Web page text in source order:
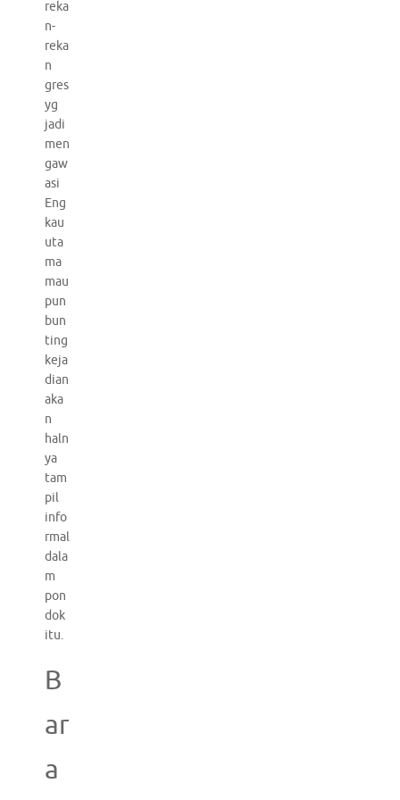
reka
n-
reka
n
gres
yg
jadi
men
gaw
asi
Eng
kau
uta
ma
mau
pun
bun
ting
keja
dian
aka
n
haln
ya
tam
pil
info
rmal
dala
m
pon
dok
itu.
B
ar
a